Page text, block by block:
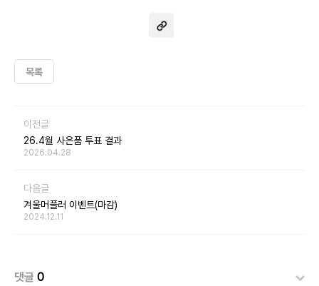
목록
이전글
26.4월 사은품 투표 결과
2026.04.28
다음글
겨울머플러 이벤트(마감)
2024.12.11
댓글 0